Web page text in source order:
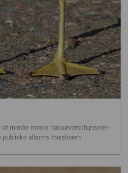
minder mooie natuurverschijnselen
publieke albums thuishoren